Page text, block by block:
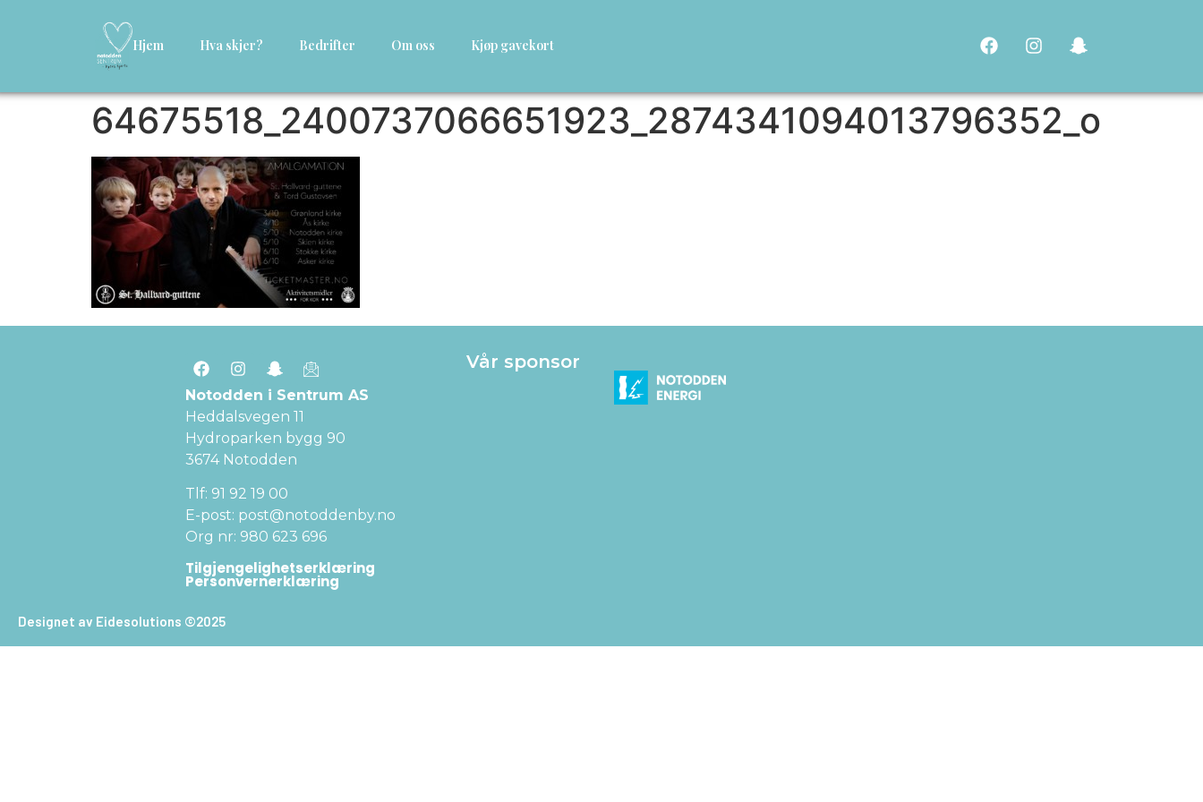
Hjem Hva skjer? Bedrifter Om oss Kjøp gavekort
64675518_2400737066651923_2874341094013796352_o
Notodden i Sentrum AS
Heddalsvegen 11
Hydroparken bygg 90
3674 Notodden
Tlf: 91 92 19 00
E-post: post@notoddenby.no
Org nr: 980 623 696
Tilgjengelighetserklæring
Personvernerklæring
Vår sponsor
Designet av Eidesolutions ©2025